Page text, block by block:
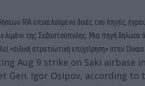
RIA επικαλούμενο δικές του πηγές,
λιμάνι της Σεβαστούπολης. Μια πηγή δήλωσε
«ειδική στρατιωτική επιχείρηση» στην
Aug 9 strike on Saki airbase in
Gen. Igor Osipov, according to